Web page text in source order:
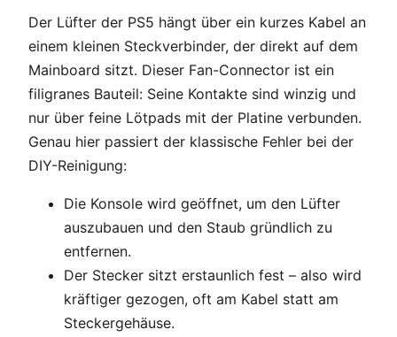
Der Lüfter der PS5 hängt über ein kurzes Kabel an
einem kleinen Steckverbinder, der direkt auf dem
Mainboard sitzt. Dieser Fan-Connector ist ein
filigranes Bauteil: Seine Kontakte sind winzig und
nur über feine Lötpads mit der Platine verbunden.
Genau hier passiert der klassische Fehler bei der
DIY-Reinigung:
Die Konsole wird geöffnet, um den Lüfter
auszubauen und den Staub gründlich zu
entfernen.
Der Stecker sitzt erstaunlich fest – also wird
kräftiger gezogen, oft am Kabel statt am
Steckergehäuse.